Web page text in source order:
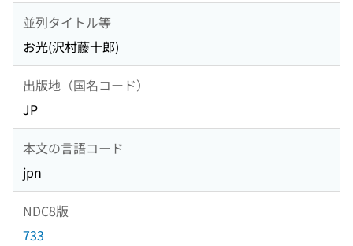
並列タイトル等
お光(沢村藤十郎)
出版地（国名コード）
JP
本文の言語コード
jpn
NDC8版
733